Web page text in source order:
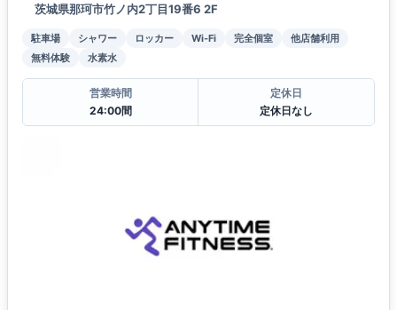
茨城県那珂市竹ノ内2丁目19番6 2F
駐車場 シャワー ロッカー Wi-Fi 完全個室
他店舗利用
無料体験
水素水
営業時間
24:00間
定休日
定休日なし